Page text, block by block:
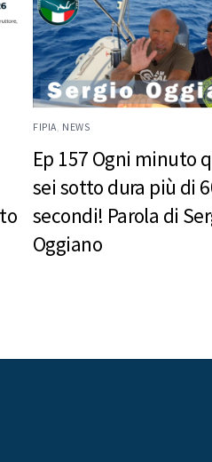
FIPIA, NEWS
Ep 157 Ogni minuto
sei sotto dura più di
secondi! Parola di
Oggiano